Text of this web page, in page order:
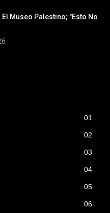
El Museo Palestino; "Esto No
01
02
03
04
05
06